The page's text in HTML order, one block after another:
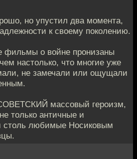
но упустил два момента,
к своему поколению.
фильмы о войне пронизаны
настолько, что многие уже
не замечали или ощущали
массовый героизм,
только античные и
столь любимые Носиковым